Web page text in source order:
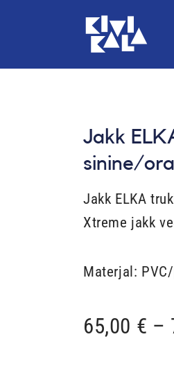
Jakk
sinine/
Jakk ELKA
Xtreme jakk
Materjal:
65,00 € –